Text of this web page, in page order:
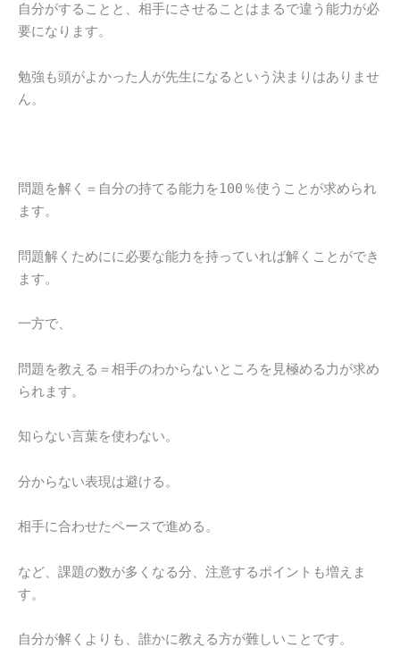
自分がすることと、相手にさせることはまるで違う能力が必
要になります。
勉強も頭がよかった人が先生になるという決まりはありませ
ん。
問題を解く＝自分の持てる能力を100％使うことが求められ
ます。
問題解くためにに必要な能力を持っていれば解くことができ
ます。
一方で、
問題を教える＝相手のわからないところを見極める力が求め
られます。
知らない言葉を使わない。
分からない表現は避ける。
相手に合わせたペースで進める。
など、課題の数が多くなる分、注意するポイントも増えま
す。
自分が解くよりも、誰かに教える方が難しいことです。